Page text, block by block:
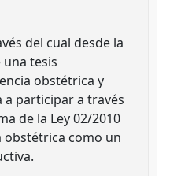
del cual desde la
tesis
obstétrica y
a participar a través
de la Ley 02/2010
obstétrica como un